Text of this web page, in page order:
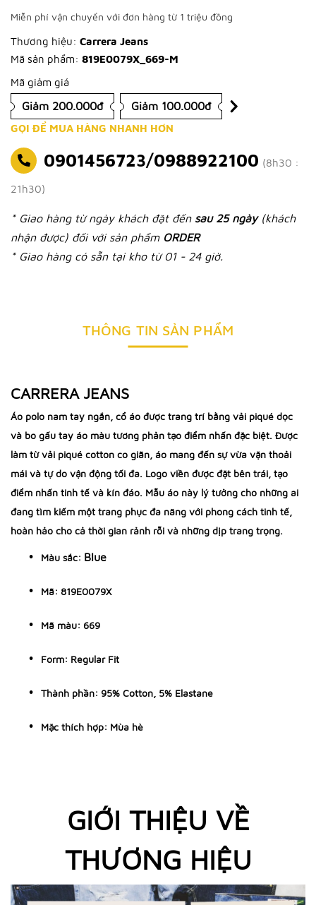
Miễn phí vận chuyển với đơn hàng từ 1 triệu đồng
Thương hiệu: Carrera Jeans
Mã sản phẩm: 819E0079X_669-M
Mã giảm giá
Giảm 200.000đ Giảm 100.000đ
GỌI ĐỂ MUA HÀNG NHANH HƠN
0901456723/0988922100 (8h30 :
21h30)
* Giao hàng từ ngày khách đặt đến sau 25 ngày (khách
nhận được) đối với sản phẩm ORDER
* Giao hàng có sẵn tại kho từ 01 - 24 giờ.
THÔNG TIN SẢN PHẨM
CARRERA JEANS
Áo polo nam tay ngắn, cổ áo được trang trí bằng vải piqué dọc
và bo gấu tay áo màu tương phản tạo điểm nhấn đặc biệt. Được
làm từ vải piqué cotton co giãn, áo mang đến sự vừa vặn thoải
mái và tự do vận động tối đa. Logo viền được đặt bên trái, tạo
điểm nhấn tinh tế và kín đáo. Mẫu áo này lý tưởng cho những ai
đang tìm kiếm một trang phục đa năng với phong cách tinh tế,
hoàn hảo cho cả thời gian rảnh rỗi và những dịp trang trọng.
Màu sắc: Blue
Mã: 819E0079X
Mã màu: 669
Form: Regular Fit
Thành phần: 95% Cotton, 5% Elastane
Mặc thích hợp: Mùa hè
GIỚI THIỆU VỀ
THƯƠNG HIỆU